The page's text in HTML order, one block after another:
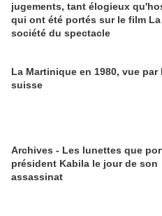
jugements, tant élogieux
qui ont été portés sur le film La
société du spectacle
La Martinique en 1980, vue par
suisse
Archives - Les lunettes que
président Kabila le jour de son
assassinat